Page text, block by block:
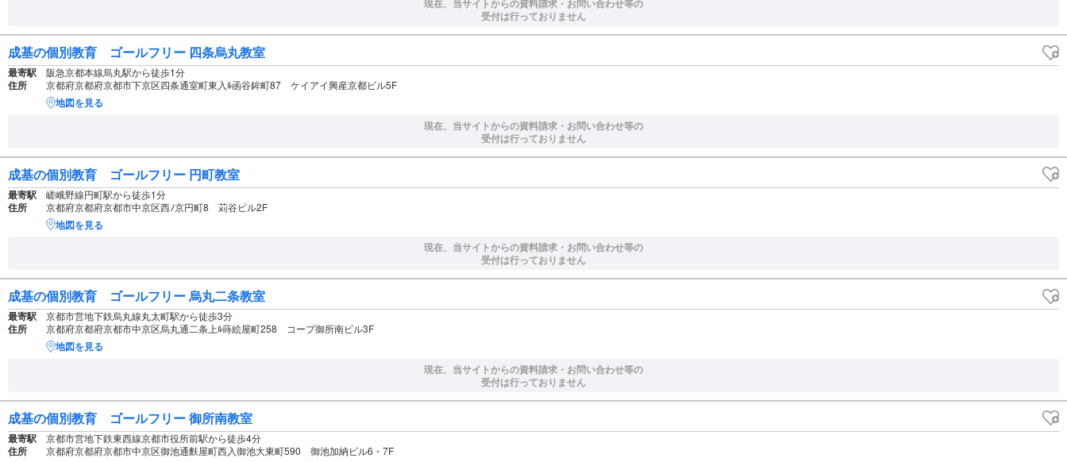
現在、当サイトからの資料請求・お問い合わせ等の
受付は行っておりません
成基の個別教育 ゴールフリー 四条烏丸教室
最寄駅 阪急京都本線烏丸駅から徒歩1分
住所 京都府京都府京都市下京区四条通室町東入ﾙ函谷鉾町87 ケイアイ興産京都ビル5F
地図を見る
現在、当サイトからの資料請求・お問い合わせ等の
受付は行っておりません
成基の個別教育 ゴールフリー 円町教室
最寄駅 嵯峨野線円町駅から徒歩1分
住所 京都府京都府京都市中京区西ﾉ京円町8 苅谷ビル2F
地図を見る
現在、当サイトからの資料請求・お問い合わせ等の
受付は行っておりません
成基の個別教育 ゴールフリー 烏丸二条教室
最寄駅 京都市営地下鉄烏丸線丸太町駅から徒歩3分
住所 京都府京都府京都市中京区烏丸通二条上ﾙ蒔絵屋町258 コープ御所南ビル3F
地図を見る
現在、当サイトからの資料請求・お問い合わせ等の
受付は行っておりません
成基の個別教育 ゴールフリー 御所南教室
最寄駅 京都市営地下鉄東西線京都市役所前駅から徒歩4分
住所 京都府京都府京都市中京区御池通麩屋町西入御池大東町590 御池加納ビル6・7F